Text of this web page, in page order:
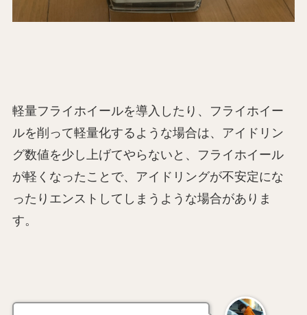
軽量フライホイールを導入したり、フライホイー
ルを削って軽量化するような場合は、アイドリン
グ数値を少し上げてやらないと、フライホイール
が軽くなったことで、アイドリングが不安定にな
ったりエンストしてしまうような場合がありま
す。